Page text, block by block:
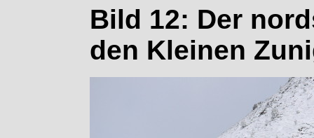
Bild 12: Der
den Kleinen